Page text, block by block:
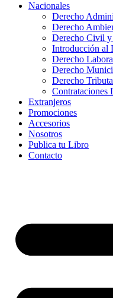
Nacionales
Derecho
Derecho
Derecho Civil
Introducción al
Derecho
Derecho
Derecho
Contrataciones
Extranjeros
Promociones
Accesorios
Nosotros
Publica tu Libro
Contacto